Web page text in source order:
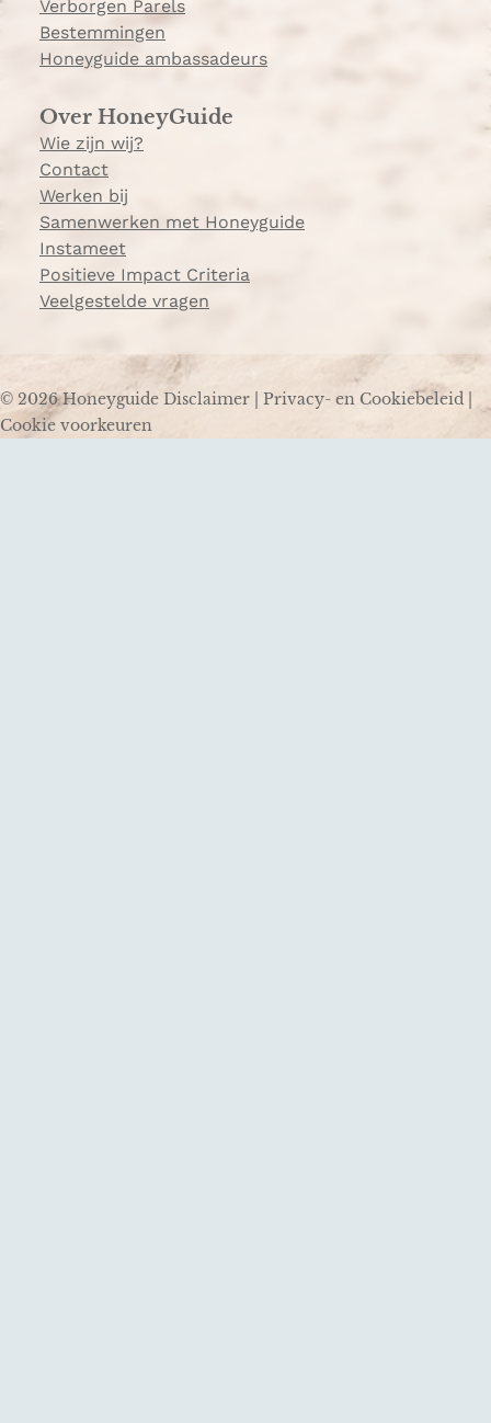
Verborgen Parels
Bestemmingen
Honeyguide ambassadeurs
Over HoneyGuide
Wie zijn wij?
Contact
Werken bij
Samenwerken met Honeyguide
Instameet
Positieve Impact Criteria
Veelgestelde vragen
© 2026 Honeyguide Disclaimer Privacy- en Cookiebeleid
Cookie voorkeuren